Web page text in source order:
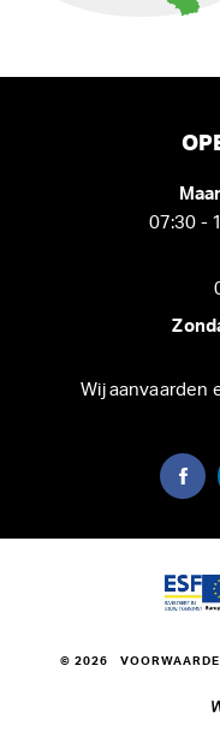
07:30 -
Wij aanvaarden
© 2026